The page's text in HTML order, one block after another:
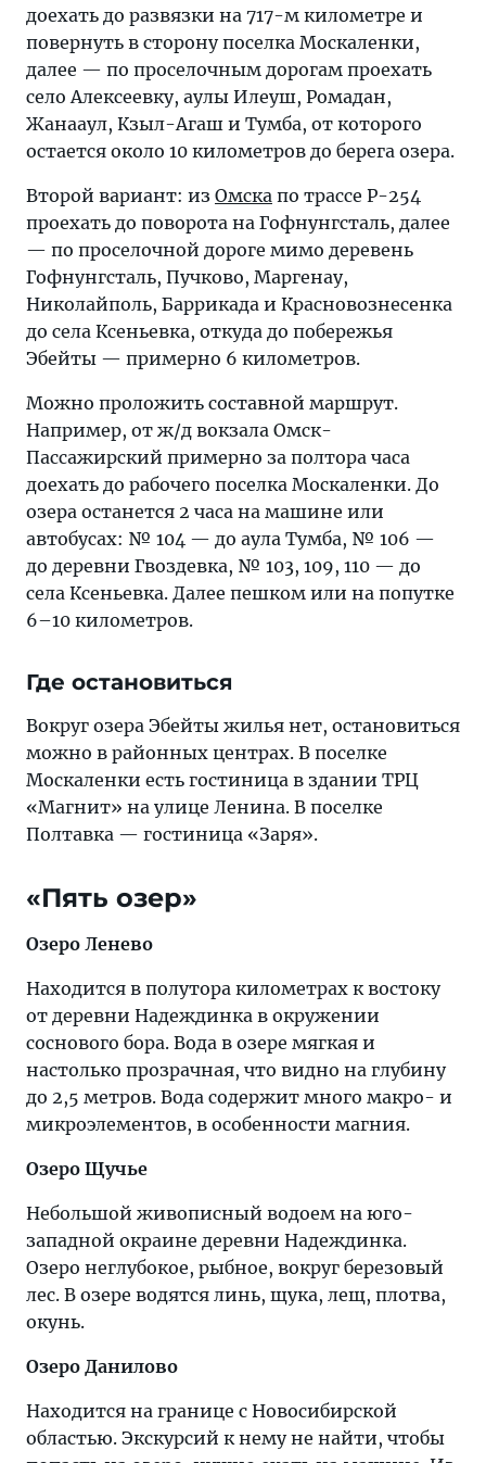
доехать до развязки на 717-м километре и
повернуть в сторону поселка Москаленки,
далее — по проселочным дорогам проехать
село Алексеевку, аулы Илеуш, Ромадан,
Жанааул, Кзыл-Агаш и Тумба, от которого
остается около 10 километров до берега озера.
Второй вариант: из Омска по трассе Р-254
проехать до поворота на Гофнунгсталь, далее
— по проселочной дороге мимо деревень
Гофнунгсталь, Пучково, Маргенау,
Николайполь, Баррикада и Красновознесенка
до села Ксеньевка, откуда до побережья
Эбейты — примерно 6 километров.
Можно проложить составной маршрут.
Например, от ж/д вокзала Омск-
Пассажирский примерно за полтора часа
доехать до рабочего поселка Москаленки. До
озера останется 2 часа на машине или
автобусах: № 104 — до аула Тумба, № 106 —
до деревни Гвоздевка, № 103, 109, 110 — до
села Ксеньевка. Далее пешком или на попутке
6–10 километров.
Где остановиться
Вокруг озера Эбейты жилья нет, остановиться
можно в районных центрах. В поселке
Москаленки есть гостиница в здании ТРЦ
«Магнит» на улице Ленина. В поселке
Полтавка — гостиница «Заря».
«Пять озер»
Озеро Ленево
Находится в полутора километрах к востоку
от деревни Надеждинка в окружении
соснового бора. Вода в озере мягкая и
настолько прозрачная, что видно на глубину
до 2,5 метров. Вода содержит много макро- и
микроэлементов, в особенности магния.
Озеро Щучье
Небольшой живописный водоем на юго-
западной окраине деревни Надеждинка.
Озеро неглубокое, рыбное, вокруг березовый
лес. В озере водятся линь, щука, лещ, плотва,
окунь.
Озеро Данилово
Находится на границе с Новосибирской
областью. Экскурсий к нему не найти, чтобы